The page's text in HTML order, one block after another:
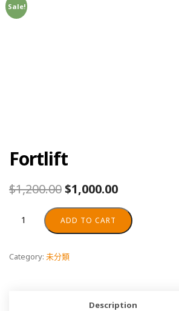
Sale!
Fortlift
$1,200.00$1,000.00
ADD TO CART
Category: 未分類
Description